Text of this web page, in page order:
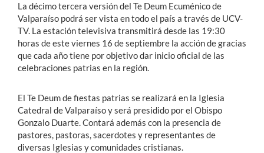
Académicos
Funcionarios
Alumni
English
La décimo tercera versión del Te Deum Ecuménico de
Valparaíso podrá ser vista en todo el país a través de UCV-
TV. La estación televisiva transmitirá desde las 19:30
horas de este viernes 16 de septiembre la acción de gracias
que cada año tiene por objetivo dar inicio oficial de las
celebraciones patrias en la región.
El Te Deum de fiestas patrias se realizará en la Iglesia
Catedral de Valparaíso y será presidido por el Obispo
Gonzalo Duarte. Contará además con la presencia de
pastores, pastoras, sacerdotes y representantes de
diversas Iglesias y comunidades cristianas.